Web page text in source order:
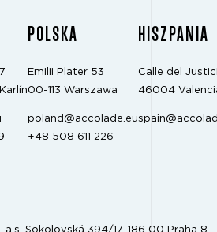
POLSKA
Emilii Plater 53
00-113 Warszawa
poland@accolade.eu
+48 508 611 226
HISZPANIA
Calle del
46004
a.s. Sokolovská 394/17, 186 00 Praha 8 -